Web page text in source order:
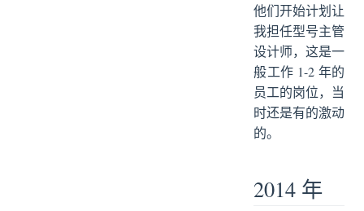
他们开始计划让
我担任型号主管
设计师，这是一
般工作 1-2 年的
员工的岗位，当
时还是有的激动
的。
2014 年